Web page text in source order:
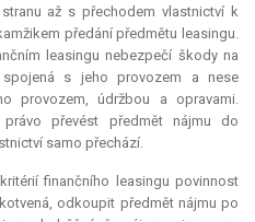
až s přechodem vlastnictví k
předání předmětu leasingu.
leasingu nebezpečí škody na
s jeho provozem a nese
provozem, údržbou a opravami.
převést předmět nájmu do
samo přechází.
finančního leasingu povinnost
odkoupit předmět nájmu po